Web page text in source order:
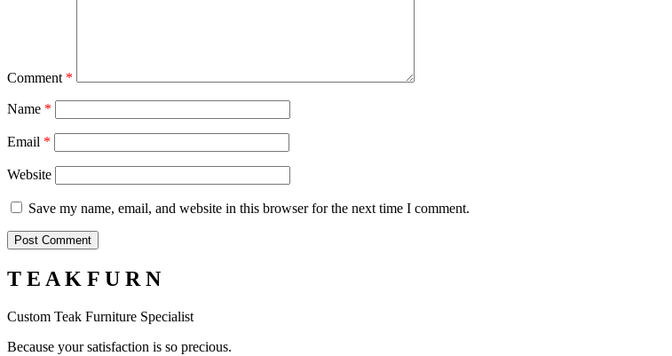
Comment *
Name *
Email *
Website
Save my name, email, and website in this browser for the next time I comment.
T E A K F U R N
Custom Teak Furniture Specialist
Because your satisfaction is so precious.